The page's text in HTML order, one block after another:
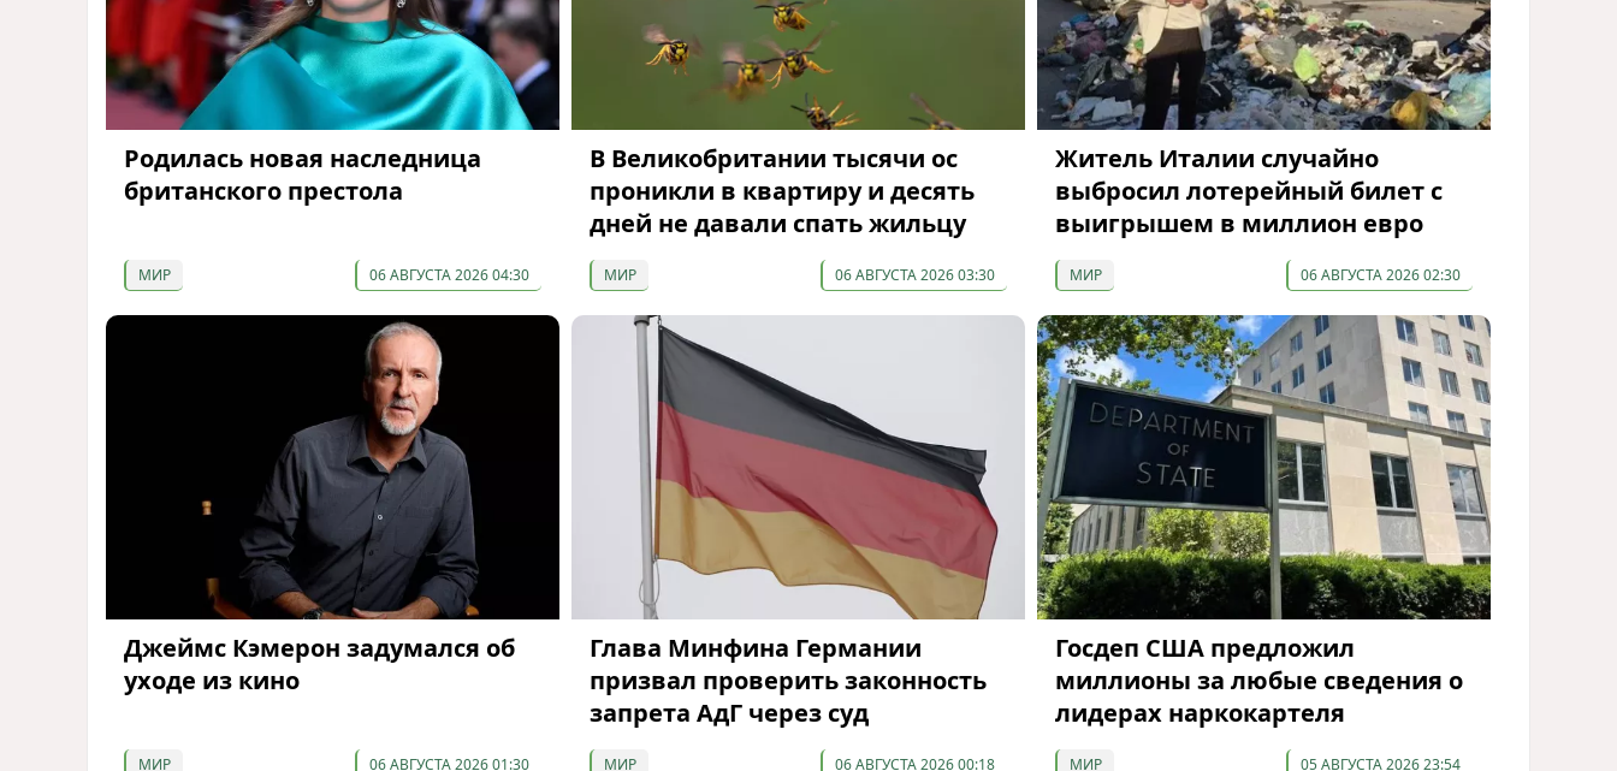
Родилась новая наследница
британского престола
МИР 06 АВГУСТА 2026 04:30
В Великобритании тысячи ос
проникли в квартиру и десять
дней не давали спать жильцу
МИР 06 АВГУСТА 2026 03:30
Житель Италии случайно
выбросил лотерейный билет с
выигрышем в миллион евро
МИР 06 АВГУСТА 2026 02:30
Джеймс Кэмерон задумался об
уходе из кино
МИР 06 АВГУСТА 2026 01:30
Глава Минфина Германии
призвал проверить законность
запрета АдГ через суд
МИР 06 АВГУСТА 2026 00:18
Госдеп США предложил
миллионы за любые сведения о
лидерах наркокартеля
МИР 05 АВГУСТА 2026 23:54